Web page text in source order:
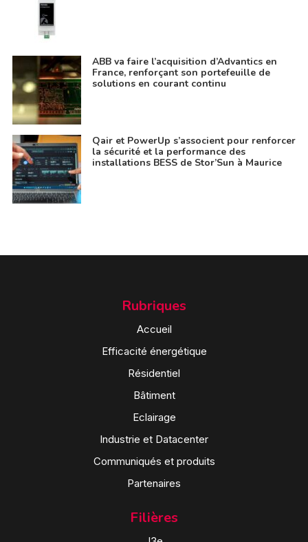
ABB va faire l’acquisition d’Advantics en
France, renforçant son portefeuille de
solutions en courant continu
Qair et PowerUp s’associent pour renforcer
la sécurité et la performance des
installations BESS de Stor’Sun à Maurice
Rubriques
Accueil
Efficacité énergétique
Résidentiel
Bâtiment
Eclairage
Industrie et Datacenter
Communiqués et produits
Partenaires
Filières